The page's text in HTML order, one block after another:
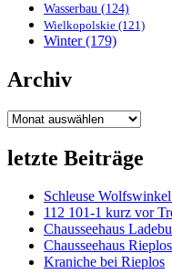
Wasserbau (124)
Wielkopolskie (121)
Winter(179)
Archiv
Archiv
letzte Beiträge
Schleuse
112 101-1 kurz vor
Chausseehaus
Chausseehaus Rieplos
Kraniche bei Rieplos